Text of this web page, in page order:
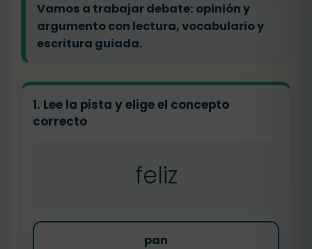
Vamos a trabajar debate: opinión y
argumento con lectura, vocabulario y
escritura guiada.
1. Lee la pista y elige el concepto
correcto
feliz
pan